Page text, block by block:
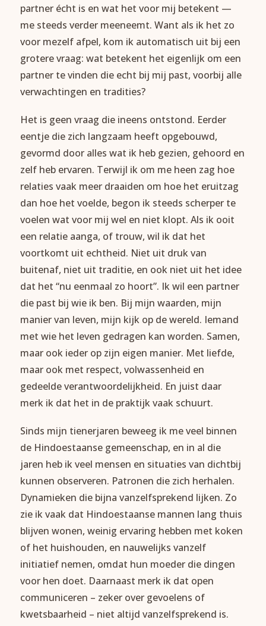
partner écht is en wat het voor mij betekent —
me steeds verder meeneemt. Want als ik het zo
voor mezelf afpel, kom ik automatisch uit bij een
grotere vraag: wat betekent het eigenlijk om een
partner te vinden die echt bij mij past, voorbij alle
verwachtingen en tradities?
Het is geen vraag die ineens ontstond. Eerder
eentje die zich langzaam heeft opgebouwd,
gevormd door alles wat ik heb gezien, gehoord en
zelf heb ervaren. Terwijl ik om me heen zag hoe
relaties vaak meer draaiden om hoe het eruitzag
dan hoe het voelde, begon ik steeds scherper te
voelen wat voor mij wel en niet klopt. Als ik ooit
een relatie aanga, of trouw, wil ik dat het
voortkomt uit echtheid. Niet uit druk van
buitenaf, niet uit traditie, en ook niet uit het idee
dat het “nu eenmaal zo hoort”. Ik wil een partner
die past bij wie ik ben. Bij mijn waarden, mijn
manier van leven, mijn kijk op de wereld. Iemand
met wie het leven gedragen kan worden. Samen,
maar ook ieder op zijn eigen manier. Met liefde,
maar ook met respect, volwassenheid en
gedeelde verantwoordelijkheid. En juist daar
merk ik dat het in de praktijk vaak schuurt.
Sinds mijn tienerjaren beweeg ik me veel binnen
de Hindoestaanse gemeenschap, en in al die
jaren heb ik veel mensen en situaties van dichtbij
kunnen observeren. Patronen die zich herhalen.
Dynamieken die bijna vanzelfsprekend lijken. Zo
zie ik vaak dat Hindoestaanse mannen lang thuis
blijven wonen, weinig ervaring hebben met koken
of het huishouden, en nauwelijks vanzelf
initiatief nemen, omdat hun moeder die dingen
voor hen doet. Daarnaast merk ik dat open
communiceren – zeker over gevoelens of
kwetsbaarheid – niet altijd vanzelfsprekend is.